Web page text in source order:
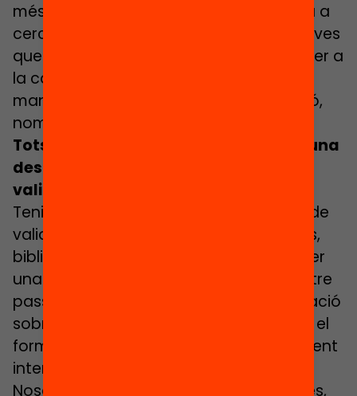
més activament, o, fins i tot, se’ls anima a
cercar destinacions d’aprenentatge noves
que puguin resultar motivadores tant per a
la canalla com per a ells. Hi ha diferents
maneres d’estimular aquesta implicació,
només es tracta de voler-ho fer.
Tots els agents educatius poden ser una
destinació d’aprenentatge? Com es
validen?
Tenim diverses fases en aquesta feina de
validació. Els agents educatius (museus,
biblioteques, universitats…) que volen ser
una destinació d’aprenentatge del nostre
passaport poden trobar tota la informació
sobre el procés a la nostra web i omplir el
formulari de participació si estan realment
interessats a formar part del projecte.
Nosaltres els fem una sèrie de preguntes,